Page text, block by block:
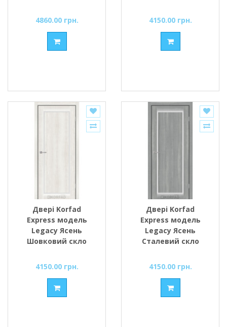
4860.00 грн.
4150.00 грн.
Двері Korfad
Express модель
Legacy Ясень
Шовковий скло
4150.00 грн.
Двері Korfad
Express модель
Legacy Ясень
Сталевий скло
4150.00 грн.